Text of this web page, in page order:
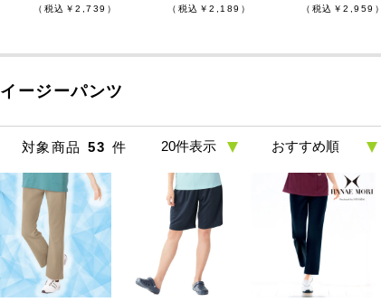
（税込￥2,739） （税込￥2,189） （税込￥2,959）
イージーパンツ
対象商品 53 件